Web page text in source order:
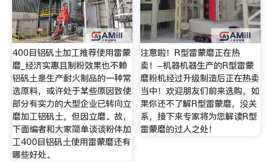
400目铝矾土加工推荐使用雷蒙
磨_经济实惠且制粉效果也不赖
铝矾土是生产耐火制品的一种常
选原料，或许处于某些原因致使
部分有实力的大型企业已转向立
磨加工铝矾土，但因立磨。故，
下面编者和大家简单谈谈粉体加
工400目铝矾土使用雷蒙磨还有
哪些好处。
注意啦！R型雷蒙磨正在热
卖！-机器机器生产的R型雷蒙
磨粉机经过升级制造后正在热卖
当中！欢迎朋友们前来选购，如
果你还不了解R型雷蒙磨，没关
系，接下来专家将为您解读R型
雷蒙磨的过人之处！